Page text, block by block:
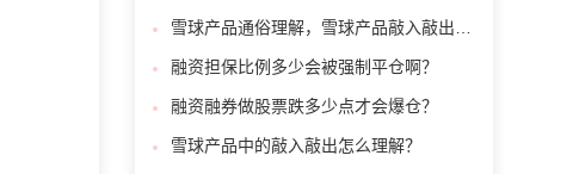
融资担保比例多少会被强制平仓啊？
融资融券做股票跌多少点才会爆仓？
雪球产品中的敲入敲出怎么理解？